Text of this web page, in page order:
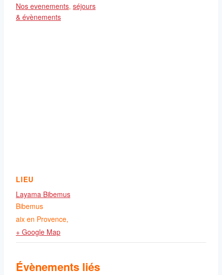
Nos evenements, séjours
& évènements
LIEU
Layama Bibemus
Bibemus
aix en Provence,
+ Google Map
Évènements liés